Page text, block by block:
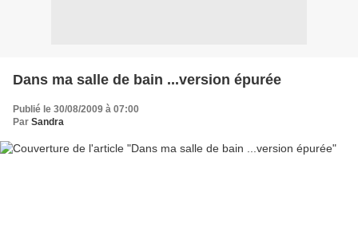
Dans ma salle de bain ...version épurée
Publié le 30/08/2009 à 07:00
Par Sandra